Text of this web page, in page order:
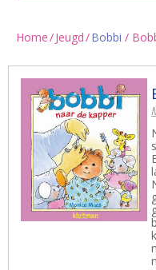
Home/Jeugd/Bobbi /